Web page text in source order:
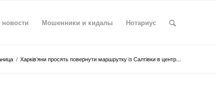
Мошенники и кидалы Нотариус
/ Харків’яни просять повернути маршрутку із Салтівки в центр...